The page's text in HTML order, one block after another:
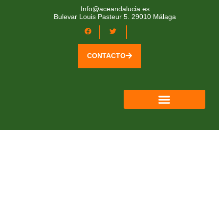
Info@aceandalucia.es
Bulevar Louis Pasteur 5. 29010 Málaga
CONTACTO